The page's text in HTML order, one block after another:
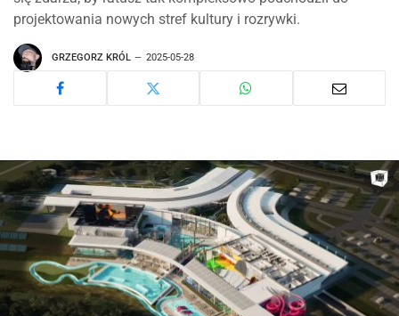
projektowania nowych stref kultury i rozrywki.
GRZEGORZ KRÓL 2025-05-28